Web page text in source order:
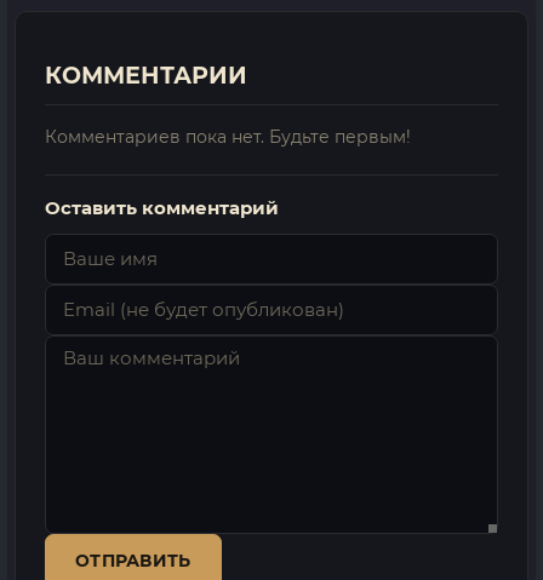
КОММЕНТАРИИ
Комментариев пока нет. Будьте первым!
Оставить комментарий
ОТПРАВИТЬ